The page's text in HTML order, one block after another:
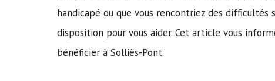
handicapé ou que vous rencontriez des difficultés
disposition pour vous aider. Cet article vous
bénéficier à Solliès-Pont.